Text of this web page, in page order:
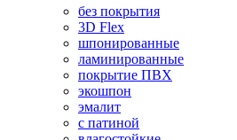
без покрытия
3D Flex
шпонированные
ламинированные
покрытие ПВХ
экошпон
эмалит
с патиной